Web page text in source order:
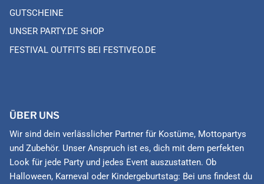
GUTSCHEINE
UNSER PARTY.DE SHOP
FESTIVAL OUTFITS BEI FESTIVEO.DE
ÜBER UNS
Wir sind dein verlässlicher Partner für Kostüme, Mottopartys
und Zubehör. Unser Anspruch ist es, dich mit dem perfekten
Look für jede Party und jedes Event auszustatten. Ob
Halloween, Karneval oder Kindergeburtstag: Bei uns findest du